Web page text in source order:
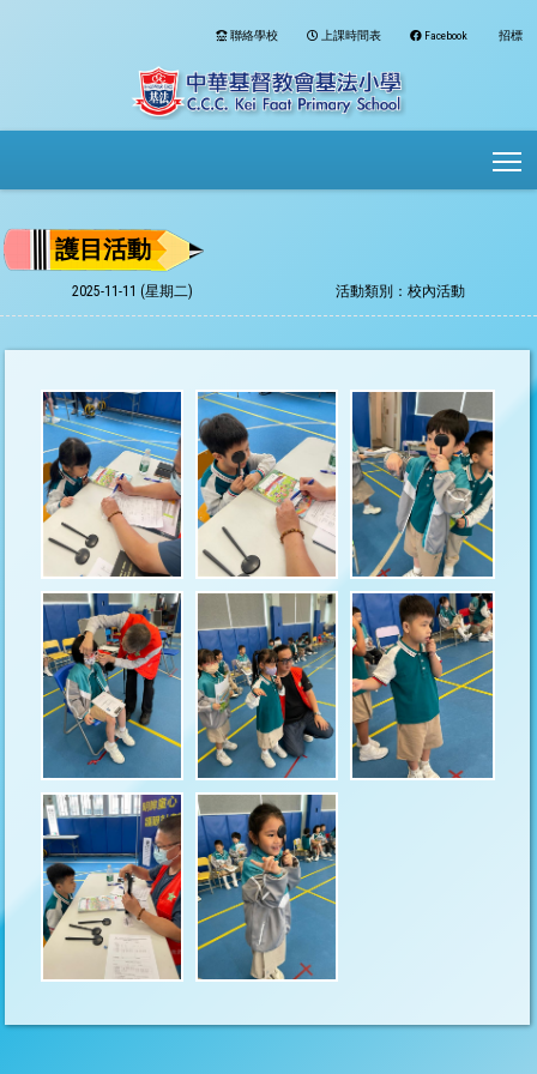
聯絡學校 上課時間表 Facebook 招標
護目活動
2025-11-11 (星期二) 活動類別：校內活動